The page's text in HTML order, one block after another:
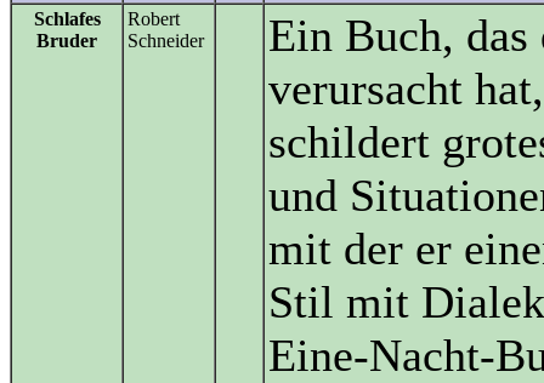
Schlafes
Bruder
Robert
Schneider
Ein Buch,
verursacht
schildert
und
mit der er
Stil mit
Eine-Nacht-